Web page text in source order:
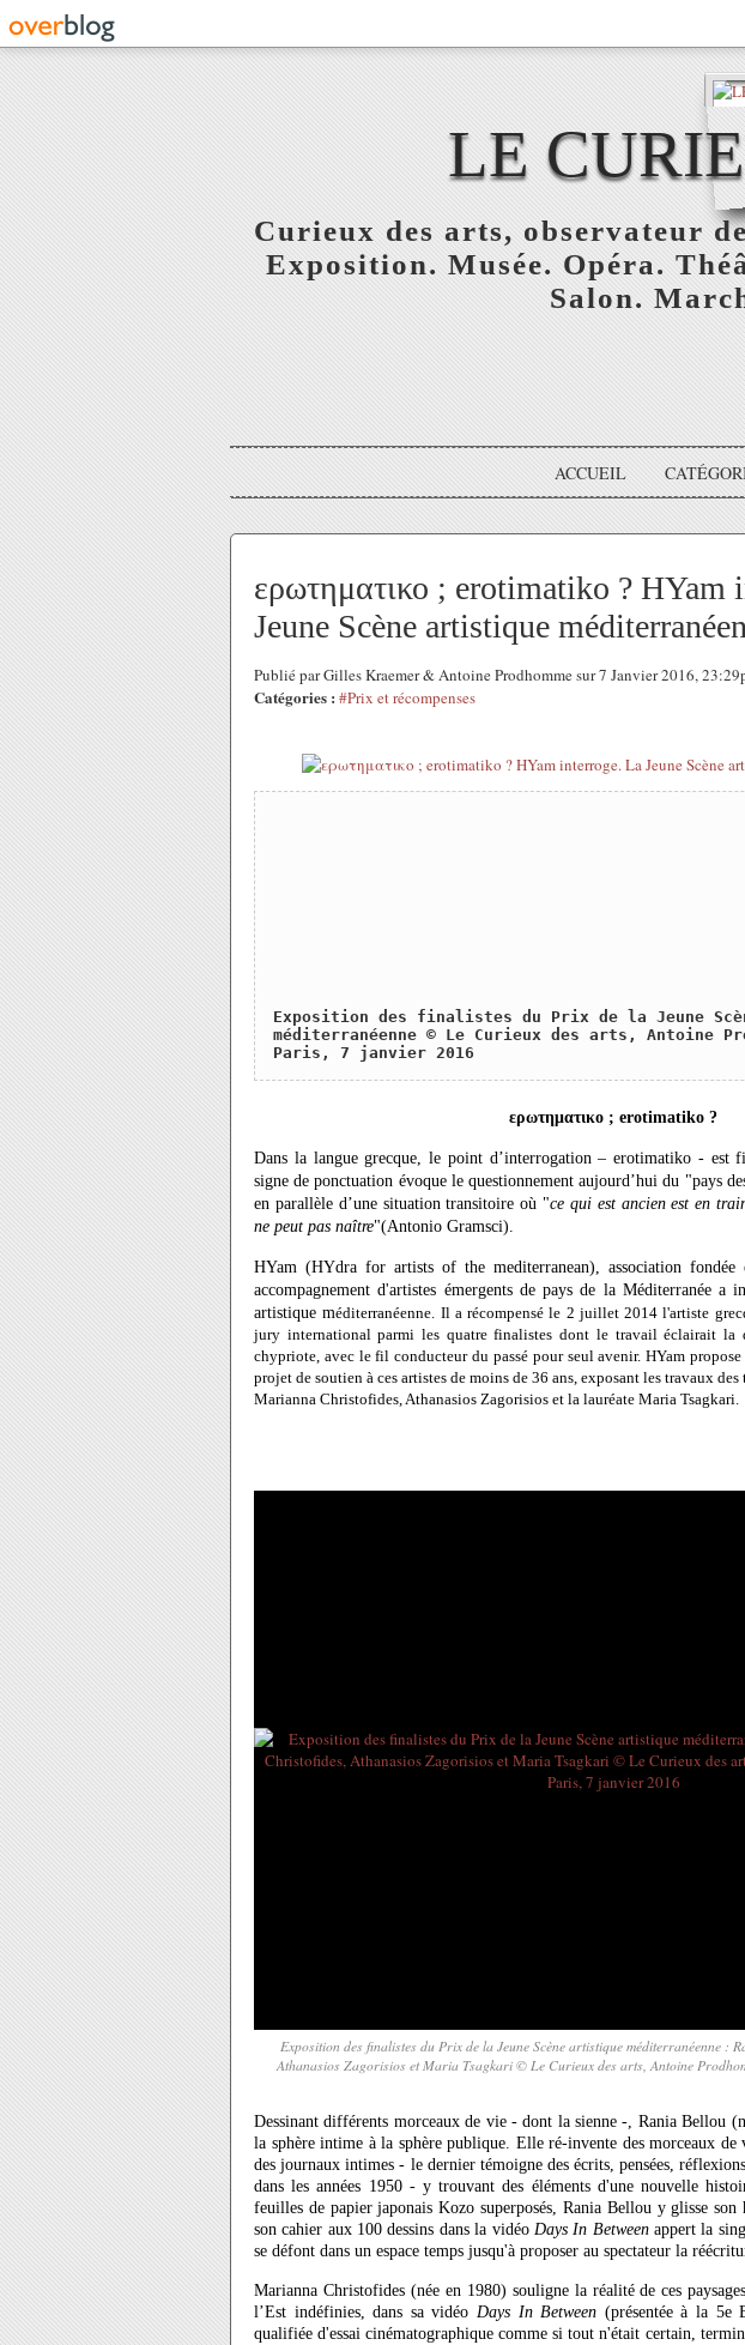
LE
Curieux des arts, observateur
Exposition. Musée. Opéra.
Salon.
ACCUEIL
ερωτηματικο ; erotimatiko ? HYam
Jeune Scène artistique
Publié par Gilles Kraemer & Antoine Prodhomme sur 7 Janvier 2016,
Catégories : #Prix et récompenses
Exposition des finalistes du Prix de la Jeune
méditerranéenne © Le Curieux des arts, Antoine
Paris, 7 janvier 2016
ερωτηματικο ; erotimatiko ?
Dans la langue grecque, le point d’interrogation – erotimatiko - est
signe de ponctuation évoque le questionnement aujourd’hui du "pays
en parallèle d’une situation transitoire où "ce qui est ancien est en
ne peut pas naître"(Antonio Gramsci).
HYam (HYdra for artists of the mediterranean), association
accompagnement d'artistes émergents de pays de la Méditerranée a
artistique méditerranéenne. Il a récompensé le 2 juillet 2014 l'artiste
jury international parmi les quatre finalistes dont le travail éclairait la
chypriote, avec le fil conducteur du passé pour seul avenir.HYam
projet de soutien à ces artistes de moins de 36 ans, exposant les travaux
Marianna Christofides, Athanasios Zagorisios et la lauréate Maria Tsagkari.
Exposition des finalistes du Prix de la Jeune Scène artistique méditerranéenne :
Athanasios Zagorisios et Maria Tsagkari © Le Curieux des arts, Antoine
Dessinant différents morceaux de vie - dont la sienne -, Rania Bellou
la sphère intime à la sphère publique. Elle ré-invente des morceaux de
des journaux intimes - le dernier témoigne des écrits, pensées,
dans les années 1950 - y trouvant des éléments d'une nouvelle
feuilles de papier japonais Kozo superposés, Rania Bellou y glisse
son cahier aux 100 dessins dans la vidéo Days In Betweenappert la
se défont dans un espace temps jusqu'à proposer au spectateur la
Marianna Christofides (née en 1980) souligne la réalité de ces
l’Est indéfinies, dans sa vidéo Days In Between (présentée à la 5e
qualifiée d'essai cinématographique comme si tout n'était certain,